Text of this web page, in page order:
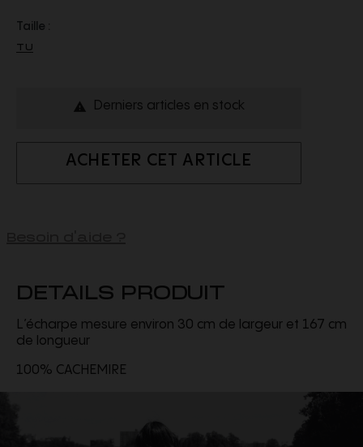
Taille :
TU
 Derniers articles en stock
ACHETER CET ARTICLE
DETAILS PRODUIT
L’écharpe mesure environ 30 cm de largeur et 167 cm
de longueur
100% CACHEMIRE